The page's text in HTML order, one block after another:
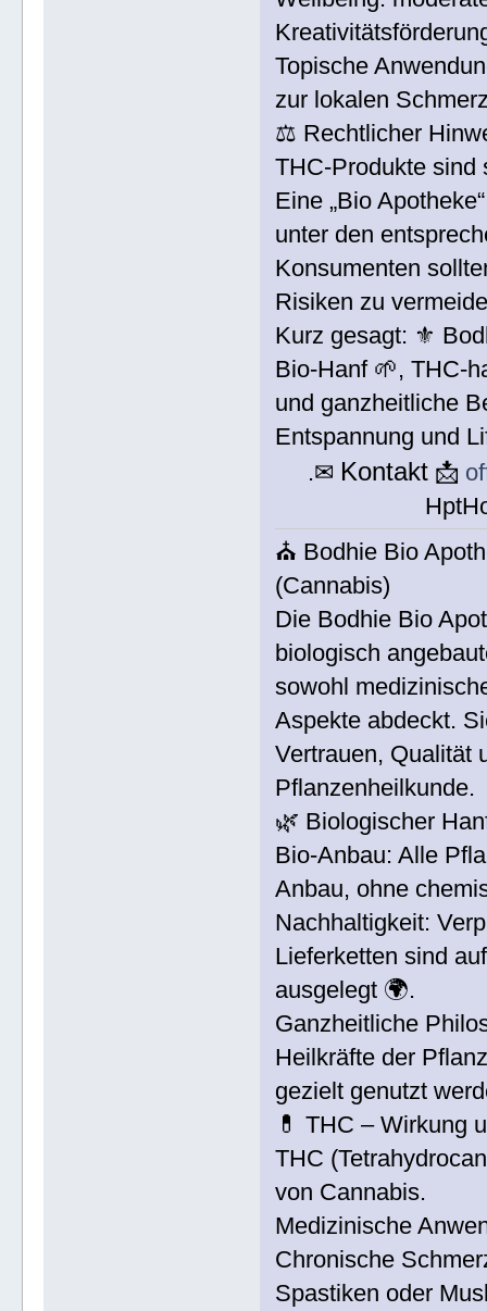
Topische
zur lokalen
⚖️ Rechtlicher
THC-Produkte sind
Eine „Bio
unter den
Konsumenten
Risiken zu
Kurz gesagt: ⚜
Bio-Hanf 🌱, THC-
und ganzheitliche
Entspannung und
.✉ Kontakt 📩
⛪ Bodhie Bio
(Cannabis)
Die Bodhie Bio
biologisch
sowohl
Aspekte abdeckt.
Vertrauen, Qualität
Pflanzenheilkunde.
🌿 Biologischer
Bio-Anbau: Alle
Anbau, ohne
Nachhaltigkeit:
Lieferketten sind
ausgelegt 🌍.
Ganzheitliche
Heilkräfte der
gezielt genutzt
💊 THC – Wirkung
THC
von Cannabis.
Medizinische
Chronische
Spastiken oder